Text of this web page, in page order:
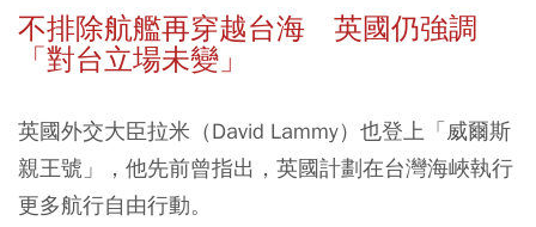
不排除航艦再穿越台海 英國仍強調
「對台立場未變」
英國外交大臣拉米（David Lammy）也登上「威爾斯
親王號」，他先前曾指出，英國計劃在台灣海峽執行
更多航行自由行動。